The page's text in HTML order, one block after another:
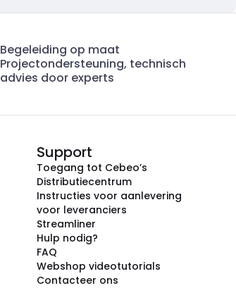
Begeleiding op maat
Projectondersteuning, technisch
advies door experts
Support
Toegang tot Cebeo’s
Distributiecentrum
Instructies voor aanlevering
voor leveranciers
Streamliner
Hulp nodig?
FAQ
Webshop videotutorials
Contacteer ons